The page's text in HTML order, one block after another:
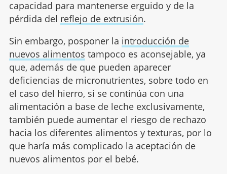
capacidad para mantenerse erguido y de la
pérdida del reflejo de extrusión.
Sin embargo, posponer la introducción de
nuevos alimentos tampoco es aconsejable, ya
que, además de que pueden aparecer
deficiencias de micronutrientes, sobre todo en
el caso del hierro, si se continúa con una
alimentación a base de leche exclusivamente,
también puede aumentar el riesgo de rechazo
hacia los diferentes alimentos y texturas, por lo
que haría más complicado la aceptación de
nuevos alimentos por el bebé.